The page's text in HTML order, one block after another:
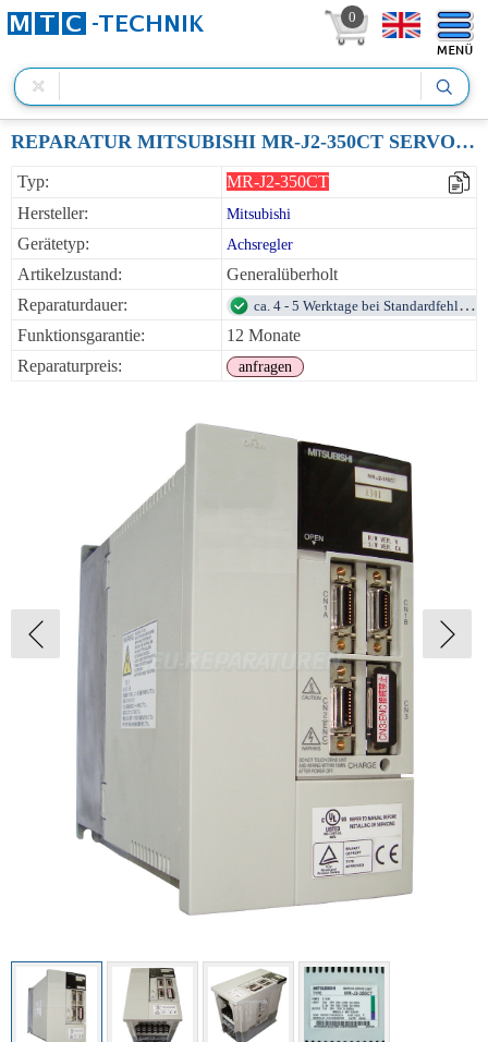
0
REPARATUR MITSUBISHI MR-J2-350CT SERVO DRIVE UNIT 3.5KW 230VAC
Typ:
MR-J2-350CT
Hersteller:
Mitsubishi
Gerätetyp: Achsregler
Artikelzustand:
Generalüberholt
Reparaturdauer:
ca. 4 - 5 Werktage bei Standardfehlern
Funktionsgarantie:
12 Monate
Reparaturpreis:
anfragen